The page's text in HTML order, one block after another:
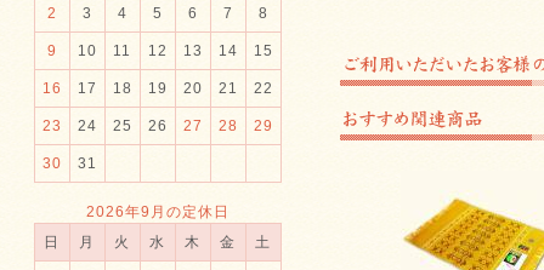
2 3 4 5 6 7 8
9 10 11 12 13 14 15
16 17 18 19 20 21 22
23 24 25 26 27 28 29
30 31
2026年9月の定休日
日
月 火 水 木 金 土